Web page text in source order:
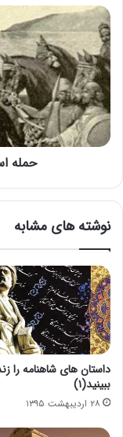
حمله
نوشته های مشابه
داستان های شاهنامه را
ببینید(۱)
۲۸ اردیبهشت ۱۳۹۵